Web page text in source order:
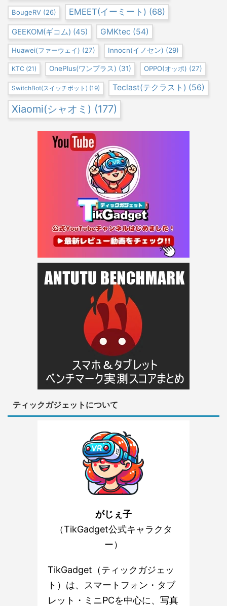
BougeRV (26) EMEET(イーミート) (68)
GEEKOM(ギコム) (45) GMKtec (54)
Huawei(ファーウェイ) (27) Innocn(イノセン) (29)
KTC (21) OnePlus(ワンプラス) (31) OPPO(オッポ) (27)
SwitchBot(スイッチボット) (19) Teclast(テクラスト) (56)
Xiaomi(シャオミ) (177)
ティックガジェットについて
がじぇ子
（TikGadget公式キャラクタ
ー）
TikGadget（ティックガジェッ
ト）は、スマートフォン・タブ
レット・ミニPCを中心に、写真